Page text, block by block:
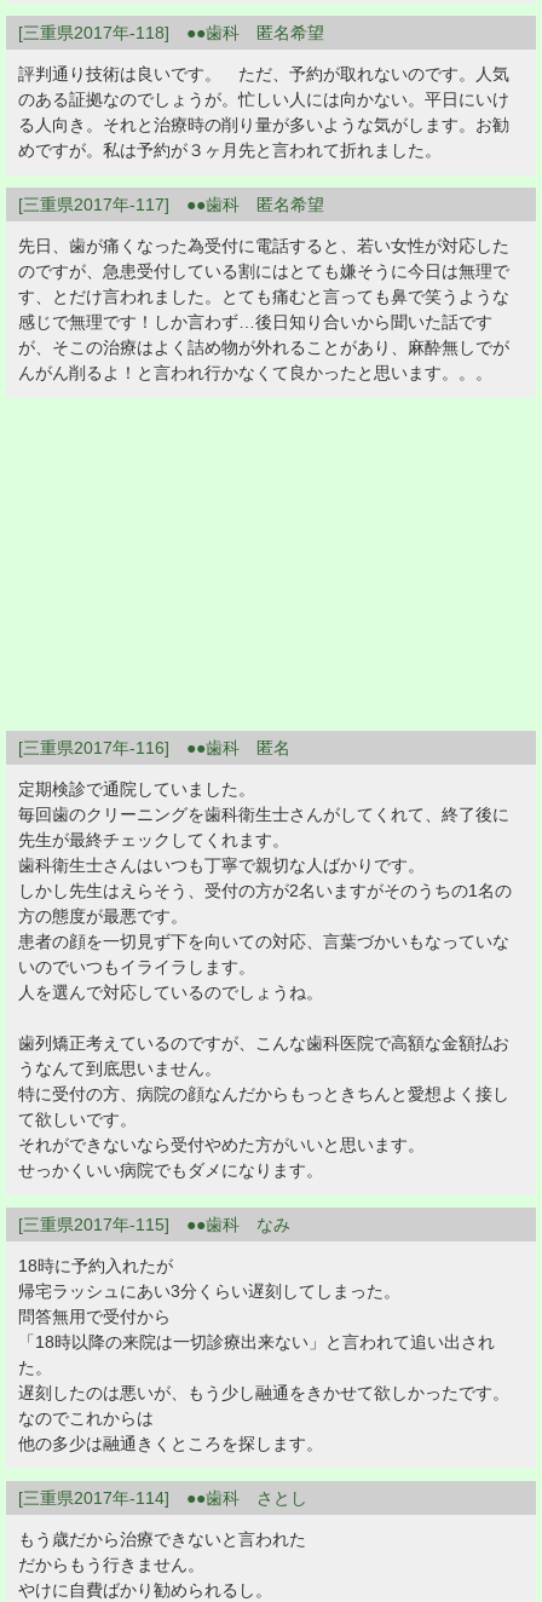
[三重県2017年-118] ●●歯科 匿名希望
評判通り技術は良いです。 ただ、予約が取れないのです。人気
のある証拠なのでしょうが。忙しい人には向かない。平日にいけ
る人向き。それと治療時の削り量が多いような気がします。お勧
めですが。私は予約が３ヶ月先と言われて折れました。
[三重県2017年-117] ●●歯科 匿名希望
先日、歯が痛くなった為受付に電話すると、若い女性が対応した
のですが、急患受付している割にはとても嫌そうに今日は無理で
す、とだけ言われました。とても痛むと言っても鼻で笑うような
感じで無理です！しか言わず…後日知り合いから聞いた話です
が、そこの治療はよく詰め物が外れることがあり、麻酔無しでが
んがん削るよ！と言われ行かなくて良かったと思います。。。
[三重県2017年-116] ●●歯科 匿名
定期検診で通院していました。
毎回歯のクリーニングを歯科衛生士さんがしてくれて、終了後に
先生が最終チェックしてくれます。
歯科衛生士さんはいつも丁寧で親切な人ばかりです。
しかし先生はえらそう、受付の方が2名いますがそのうちの1名の
方の態度が最悪です。
患者の顔を一切見ず下を向いての対応、言葉づかいもなっていな
いのでいつもイライラします。
人を選んで対応しているのでしょうね。
歯列矯正考えているのですが、こんな歯科医院で高額な金額払お
うなんて到底思いません。
特に受付の方、病院の顔なんだからもっときちんと愛想よく接し
て欲しいです。
それができないなら受付やめた方がいいと思います。
せっかくいい病院でもダメになります。
[三重県2017年-115] ●●歯科 なみ
18時に予約入れたが
帰宅ラッシュにあい3分くらい遅刻してしまった。
問答無用で受付から
「18時以降の来院は一切診療出来ない」と言われて追い出され
た。
遅刻したのは悪いが、もう少し融通をきかせて欲しかったです。
なのでこれからは
他の多少は融通きくところを探します。
[三重県2017年-114] ●●歯科 さとし
もう歳だから治療できないと言われた
だからもう行きません。
やけに自費ばかり勧められるし。